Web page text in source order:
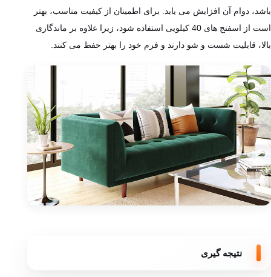
باشد، دوام آن افزایش می ‌یابد. برای اطمینان از کیفیت مناسب، بهتر
است از اسفنج های 40 کیلویی استفاده شود، زیرا علاوه بر ماندگاری
بالا، قابلیت شست ‌و شو دارند و فرم خود را بهتر حفظ می ‌کنند.
نتیجه گیری